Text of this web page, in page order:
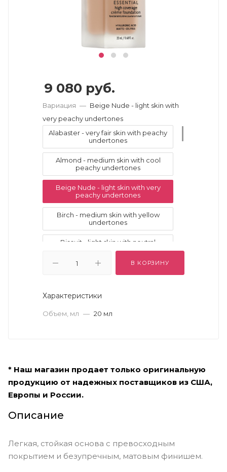
9 080 руб.
Вариация — Beige Nude - light skin with
very peachy undertones
Alabaster - very fair skin with peachy
undertones
Almond - medium skin with cool
peachy undertones
Beige Nude - light skin with very
peachy undertones
Birch - medium skin with yellow
undertones
Biscuit - light skin with neutral
undertones and subtle pink tones
undertones
Bronzed - tan skin with neutral
yellow undertones
undertones
Cashew - tan skin with cool pink
В КОРЗИНУ
Характеристики
Объем, мл — 20 мл
* Наш магазин продает только оригинальную
продукцию от надежных поставщиков из США,
Европы и России.
Описание
Легкая, стойкая основа с превосходным
покрытием и безупречным, матовым финишем.